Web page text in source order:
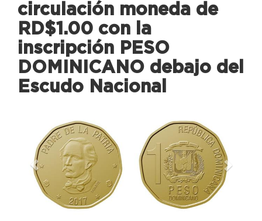
circulación moneda de
RD$1.00 con la
inscripción PESO
DOMINICANO debajo del
Escudo Nacional